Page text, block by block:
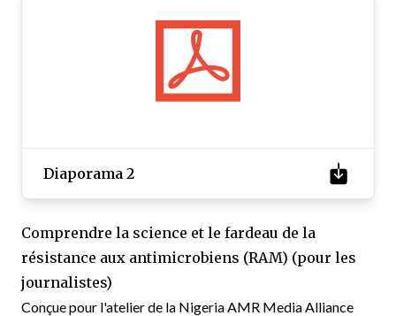
Diaporama 2
Comprendre la science et le fardeau de la
résistance aux antimicrobiens (RAM) (pour les
journalistes)
Conçue pour l'atelier de la Nigeria AMR Media Alliance